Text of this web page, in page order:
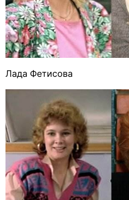
Лада Фетисова